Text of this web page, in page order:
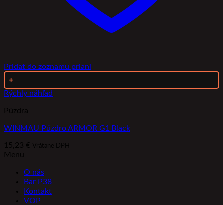
Pridať do zoznamu prianí
+
Rýchly náhľad
Púzdra
WINMAU Púzdro ARMOR G1 Black
15,23 € Vrátane DPH
Menu
O nás
Bar P38
Kontakt
VOP